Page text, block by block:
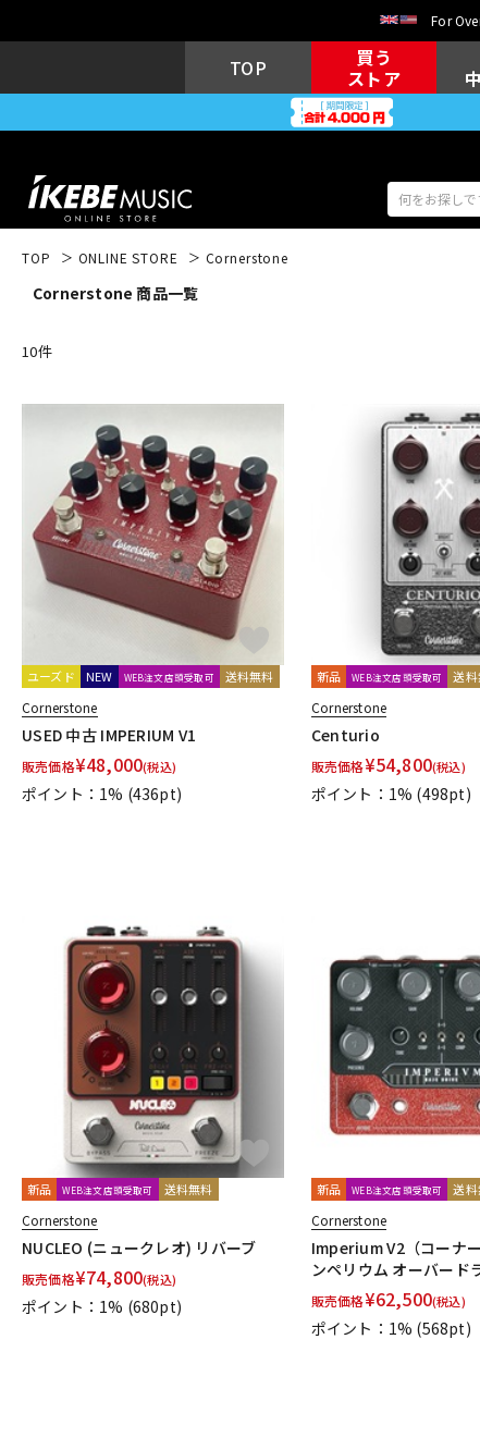
For
TOP
買う
ストア
キーボード 電子ピアノ
DJ機器 DTM
中古 ヴィンテー
TOP ONLINE STORE Cornerstone
Cornerstone 商品一覧
10件
ユーズド NEW WEB注文店頭受取可 送料無料
Cornerstone
USED 中古 IMPERIUM V1
販売価格¥48,000(税込)
ポイント：1% (436pt)
新品 WEB注文店頭受取可 送
Cornerstone
Centurio
販売価格¥54,800(税込)
ポイント：1% (498pt)
新品 WEB注文店頭受取可 送料無料
Cornerstone
NUCLEO (ニュークレオ) リバーブ
販売価格¥74,800(税込)
ポイント：1% (680pt)
新品 WEB注文店頭受取可 送
Cornerstone
Imperium V2（コーナ
ンペリウム オーバード
販売価格¥62,500(税込)
ポイント：1% (568pt)